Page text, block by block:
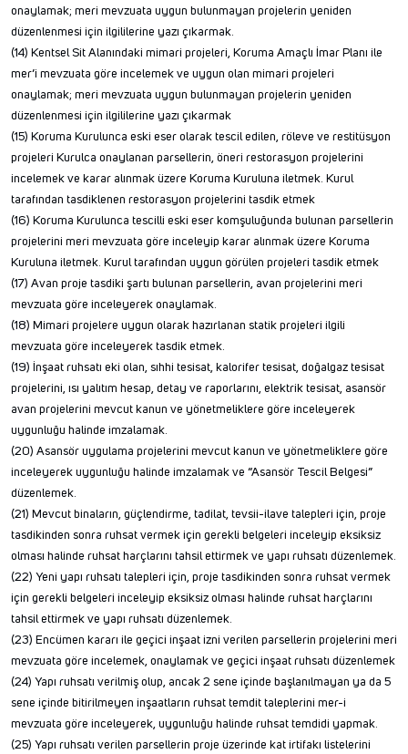
onaylamak; meri mevzuata uygun bulunmayan projelerin yeniden
düzenlenmesi için ilgililerine yazı çıkarmak.
(14) Kentsel Sit Alanındaki mimari projeleri, Koruma Amaçlı İmar Planı ile
mer’i mevzuata göre incelemek ve uygun olan mimari projeleri
onaylamak; meri mevzuata uygun bulunmayan projelerin yeniden
düzenlenmesi için ilgililerine yazı çıkarmak
(15) Koruma Kurulunca eski eser olarak tescil edilen, röleve ve restitüsyon
projeleri Kurulca onaylanan parsellerin, öneri restorasyon projelerini
incelemek ve karar alınmak üzere Koruma Kuruluna iletmek. Kurul
tarafından tasdiklenen restorasyon projelerini tasdik etmek
(16) Koruma Kurulunca tescilli eski eser komşuluğunda bulunan parsellerin
projelerini meri mevzuata göre inceleyip karar alınmak üzere Koruma
Kuruluna iletmek. Kurul tarafından uygun görülen projeleri tasdik etmek
(17) Avan proje tasdiki şartı bulunan parsellerin, avan projelerini meri
mevzuata göre inceleyerek onaylamak.
(18) Mimari projelere uygun olarak hazırlanan statik projeleri ilgili
mevzuata göre inceleyerek tasdik etmek.
(19) İnşaat ruhsatı eki olan, sıhhi tesisat, kalorifer tesisat, doğalgaz tesisat
projelerini, ısı yalıtım hesap, detay ve raporlarını, elektrik tesisat, asansör
avan projelerini mevcut kanun ve yönetmeliklere göre inceleyerek
uygunluğu halinde imzalamak.
(20) Asansör uygulama projelerini mevcut kanun ve yönetmeliklere göre
inceleyerek uygunluğu halinde imzalamak ve “Asansör Tescil Belgesi”
düzenlemek.
(21) Mevcut binaların, güçlendirme, tadilat, tevsii-ilave talepleri için, proje
tasdikinden sonra ruhsat vermek için gerekli belgeleri inceleyip eksiksiz
olması halinde ruhsat harçlarını tahsil ettirmek ve yapı ruhsatı düzenlemek.
(22) Yeni yapı ruhsatı talepleri için, proje tasdikinden sonra ruhsat vermek
için gerekli belgeleri inceleyip eksiksiz olması halinde ruhsat harçlarını
tahsil ettirmek ve yapı ruhsatı düzenlemek.
(23) Encümen kararı ile geçici inşaat izni verilen parsellerin projelerini meri
mevzuata göre incelemek, onaylamak ve geçici inşaat ruhsatı düzenlemek
(24) Yapı ruhsatı verilmiş olup, ancak 2 sene içinde başlanılmayan ya da 5
sene içinde bitirilmeyen inşaatların ruhsat temdit taleplerini mer-i
mevzuata göre inceleyerek, uygunluğu halinde ruhsat temdidi yapmak.
(25) Yapı ruhsatı verilen parsellerin proje üzerinde kat irtifakı listelerini